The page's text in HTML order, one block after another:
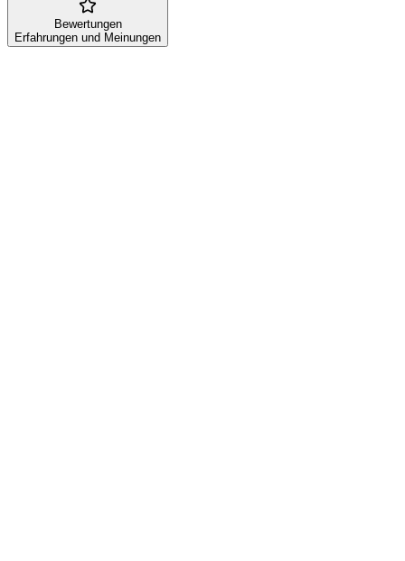
Bewertungen
Erfahrungen und Meinungen